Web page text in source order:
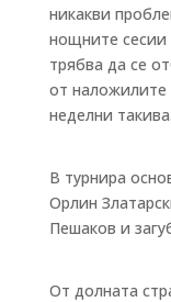
никакви
нощните сесии
трябва да се
от наложилите
неделни такива.
В турнира
Орлин
Пешаков и
От долната